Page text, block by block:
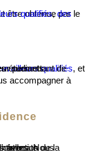
qualifiés,
qualifiés, et